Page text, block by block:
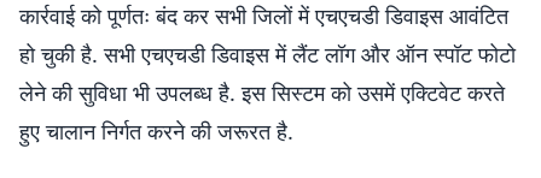
कार्रवाई को पूर्णतः बंद कर सभी जिलों में एचएचडी डिवाइस आवंटित
हो चुकी है. सभी एचएचडी डिवाइस में लैंट लॉग और ऑन स्पॉट फोटो
लेने की सुविधा भी उपलब्ध है. इस सिस्टम को उसमें एक्टिवेट करते
हुए चालान निर्गत करने की जरूरत है.